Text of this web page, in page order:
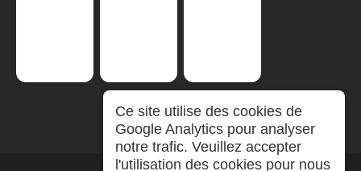
Ce site utilise des cookies de
Google Analytics pour analyser
notre trafic. Veuillez accepter
l'utilisation des cookies pour nous